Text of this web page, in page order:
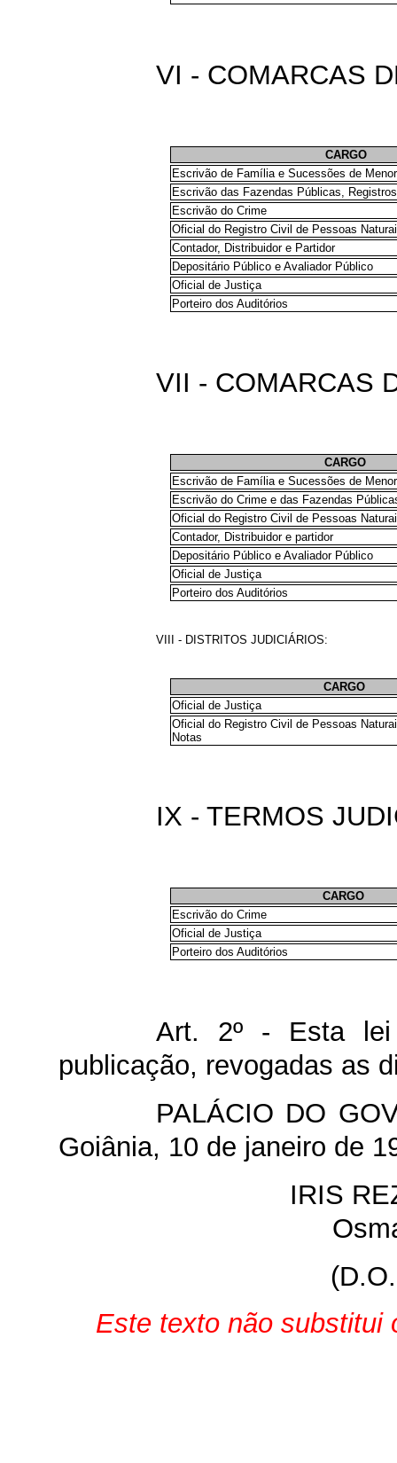
VI - COMARCAS
CARGO
Escrivão de Família e Sucessões de
Escrivão das Fazendas Públicas,
Escrivão do Crime
Oficial do Registro Civil de Pessoas
Contador, Distribuidor e Partidor
Depositário Público e Avaliador Público
Oficial de Justiça
Porteiro dos Auditórios
VII - COMARCAS
CARGO
Escrivão de Família e Sucessões de
Escrivão do Crime e das Fazendas
Oficial do Registro Civil de Pessoas
Contador, Distribuidor e partidor
Depositário Público e Avaliador Público
Oficial de Justiça
Porteiro dos Auditórios
VIII - DISTRITOS JUDICIÁRIOS:
CARGO
Oficial de Justiça
Oficial do Registro Civil de Pessoas
Notas
IX - TERMOS
CARGO
Escrivão do Crime
Oficial de Justiça
Porteiro dos Auditórios
Art. 2º - Esta
publicação, revogadas as
PALÁCIO DO
Goiânia, 10 de janeiro de
IRIS
Este texto não substitui